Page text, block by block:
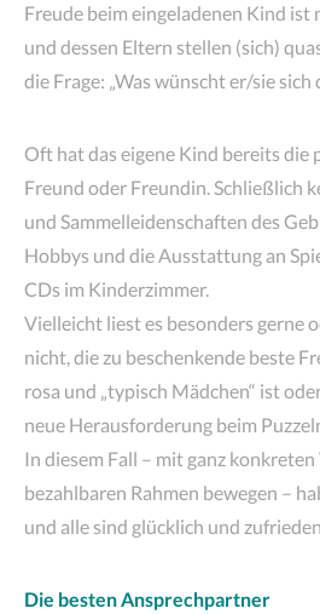
Freude beim eingeladenen Kind
und dessen Eltern stellen (sich)
die Frage: „Was wünscht er/sie sich
Oft hat das eigene Kind bereits die
Freund oder Freundin. Schließlich
und Sammelleidenschaften des
Hobbys und die Ausstattung an
CDs im Kinderzimmer.
Vielleicht liest es besonders gerne
nicht, die zu beschenkende beste
rosa und „typisch Mädchen“ ist
neue Herausforderung beim
In diesem Fall – mit ganz
bezahlbaren Rahmen bewegen –
und alle sind glücklich und
Die besten Ansprechpartner